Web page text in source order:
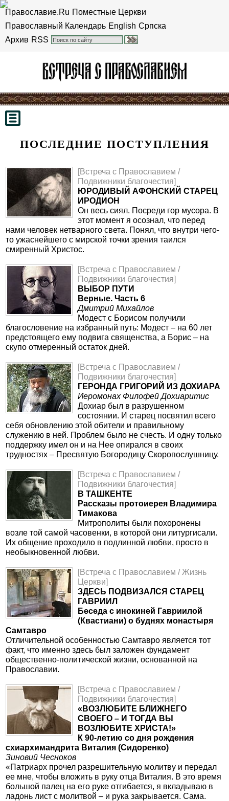
Православие.Ru Поместные Церкви
Православный Календарь English Српска
Архив RSS
ПОСЛЕДНИЕ ПОСТУПЛЕНИЯ
[Встреча с Православием /
Подвижники благочестия]
ЮРОДИВЫЙ АФОНСКИЙ СТАРЕЦ
ИРОДИОН
Он весь сиял. Посреди гор мусора. В
этот момент я осознал, что перед
нами человек нетварного света. Понял, что внутри чего-
то ужаснейшего с мирской точки зрения таился
смиренный Христос.
[Встреча с Православием /
Подвижники благочестия]
ВЫБОР ПУТИ
Верные. Часть 6
Дмитрий Михайлов
Модест с Борисом получили
благословение на избранный путь: Модест – на 60 лет
предстоящего ему подвига священства, а Борис – на
скупо отмеренный остаток дней.
[Встреча с Православием /
Подвижники благочестия]
ГЕРОНДА ГРИГОРИЙ ИЗ ДОХИАРА
Иеромонах Филофей Дохиаритис
Дохиар был в разрушенном
состоянии. И старец посвятил всего
себя обновлению этой обители и правильному
служению в ней. Проблем было не счесть. И одну только
поддержку имел он и на Нее опирался в своих
трудностях – Пресвятую Богородицу Скоропослушницу.
[Встреча с Православием /
Подвижники благочестия]
В ТАШКЕНТЕ
Рассказы протоиерея Владимира
Тимакова
Митрополиты были похоронены
возле той самой часовенки, в которой они литургисали.
Их общение проходило в подлинной любви, просто в
необыкновенной любви.
[Встреча с Православием / Жизнь
Церкви]
ЗДЕСЬ ПОДВИЗАЛСЯ СТАРЕЦ
ГАВРИИЛ
Беседа с инокиней Гавриилой
(Квастиани) о буднях монастыря
Самтавро
Отличительной особенностью Самтавро является тот
факт, что именно здесь был заложен фундамент
общественно-политической жизни, основанной на
Православии.
[Встреча с Православием /
Подвижники благочестия]
«ВОЗЛЮБИТЕ БЛИЖНЕГО
СВОЕГО – И ТОГДА ВЫ
ВОЗЛЮБИТЕ ХРИСТА!»
К 90-летию со дня рождения
схиархимандрита Виталия (Сидоренко)
Зиновий Чесноков
«Патриарх прочел разрешительную молитву и передал
ее мне, чтобы вложить в руку отца Виталия. В это время
большой палец на его руке отгибается, я вкладываю в
ладонь лист с молитвой – и рука закрывается. Сама.